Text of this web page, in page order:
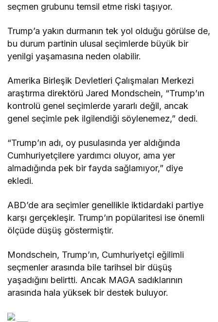
seçmen grubunu temsil etme riski taşıyor.
Trump’a yakın durmanın tek yol olduğu görülse de,
bu durum partinin ulusal seçimlerde büyük bir
yenilgi yaşamasına neden olabilir.
Amerika Birleşik Devletleri Çalışmaları Merkezi
araştırma direktörü Jared Mondschein, “Trump’ın
kontrolü genel seçimlerde yararlı değil, ancak
genel seçimle pek ilgilendiği söylenemez,” dedi.
“Trump’ın adı, oy pusulasında yer aldığında
Cumhuriyetçilere yardımcı oluyor, ama yer
almadığında pek bir fayda sağlamıyor,” diye
ekledi.
ABD’de ara seçimler genellikle iktidardaki partiye
karşı gerçekleşir. Trump’ın popülaritesi ise önemli
ölçüde düşüş göstermiştir.
Mondschein, Trump’ın, Cumhuriyetçi eğilimli
seçmenler arasında bile tarihsel bir düşüş
yaşadığını belirtti. Ancak MAGA sadıklarının
arasında hala yüksek bir destek buluyor.